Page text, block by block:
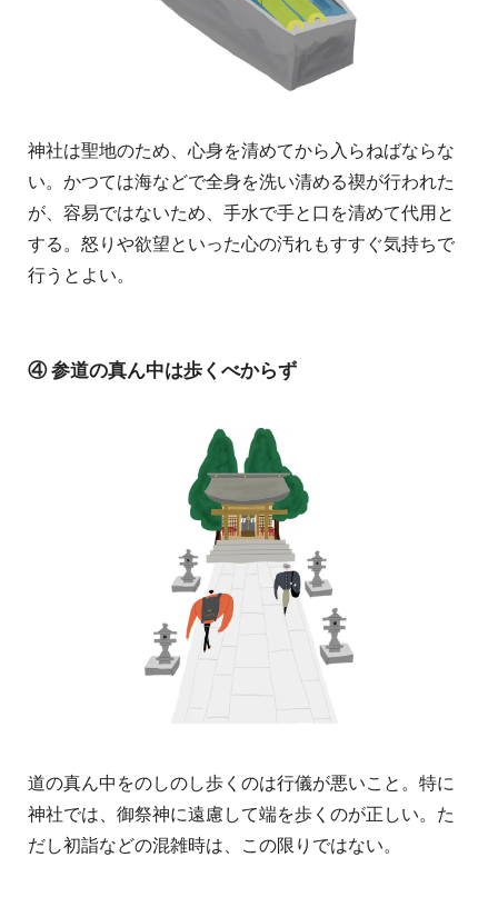
神社は聖地のため、心身を清めてから入らねばならな
い。かつては海などで全身を洗い清める禊が行われた
が、容易ではないため、手水で手と口を清めて代用と
する。怒りや欲望といった心の汚れもすすぐ気持ちで
行うとよい。
④ 参道の真ん中は歩くべからず
道の真ん中をのしのし歩くのは行儀が悪いこと。特に
神社では、御祭神に遠慮して端を歩くのが正しい。た
だし初詣などの混雑時は、この限りではない。